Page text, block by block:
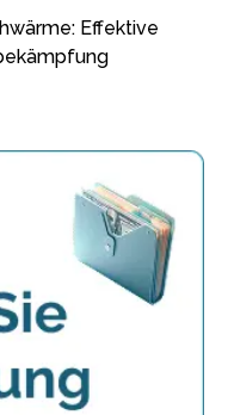
Effektive